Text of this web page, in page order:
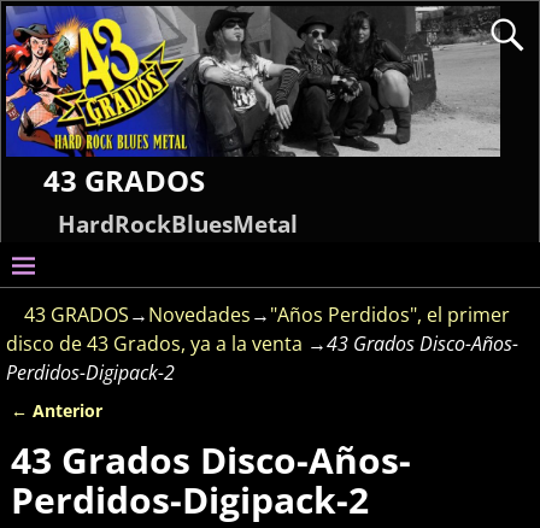
43 GRADOS
HardRockBluesMetal
43 GRADOS→Novedades→"Años Perdidos", el primer
disco de 43 Grados, ya a la venta →43 Grados Disco-Años-
Perdidos-Digipack-2
← Anterior
43 Grados Disco-Años-
Perdidos-Digipack-2